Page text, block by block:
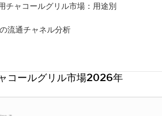
チャコールグリル市場：用途別
流通チャネル分析
コールグリル市場2026年